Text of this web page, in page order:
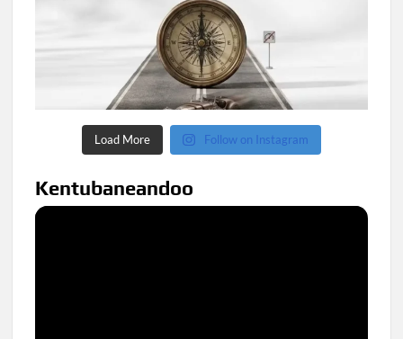
Load More Follow on Instagram
Kentubaneandoo